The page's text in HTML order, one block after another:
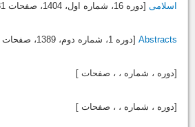
اسلامی [دوره 16، شماره اول، 1404، صفحات 31 - 46]
Abstracts [دوره 1، شماره دوم، 1389، صفحات
[دوره ، شماره ، ، صفحات ]
[دوره ، شماره ، ، صفحات ]